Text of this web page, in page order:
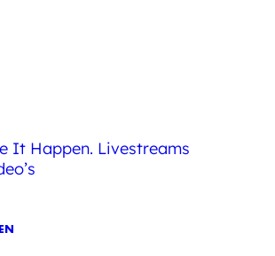
It Happen. Livestreams